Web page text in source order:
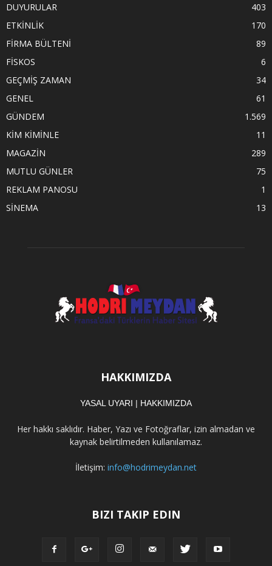
DUYURULAR
403
ETKİNLİK
170
FİRMA BÜLTENİ
89
FİSKOS
6
GEÇMİŞ ZAMAN
34
GENEL
61
GÜNDEM
1.569
KİM KİMİNLE
11
MAGAZİN
289
MUTLU GÜNLER
75
REKLAM PANOSU
1
SİNEMA
13
HAKKIMIZDA
YASAL UYARI | HAKKIMIZDA
Her hakkı saklıdır. Haber, Yazı ve Fotoğraflar, izin almadan ve
kaynak belirtilmeden kullanılamaz.
İletişim: info@hodrimeydan.net
BIZI TAKIP EDIN